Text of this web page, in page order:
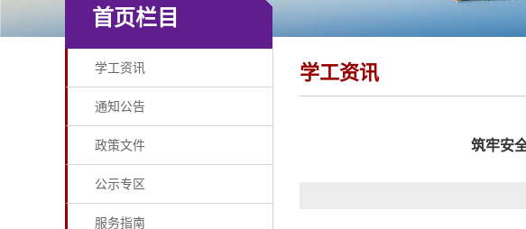
首页栏目
学工资讯
通知公告
政策文件
公示专区
服务指南
学工资讯
筑牢安